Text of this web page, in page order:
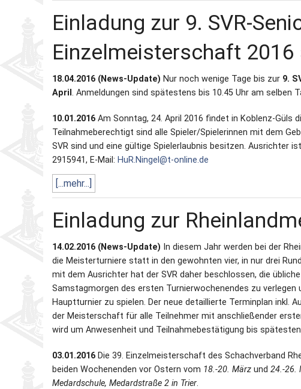
Einladung zur 9. SVR-
Einzelmeisterschaft
18.04.2016 (News-Update) Nur noch wenige Tage bis zur 9.
April . Anmeldungen sind spätestens bis 10.45 Uhr am selben
10.01.2016 Am Sonntag, 24. April 2016 findet in Koblenz-Güls
Teilnahmeberechtigt sind alle Spieler/Spielerinnen mit dem
SVR sind und eine gültige Spielerlaubnis besitzen. Ausrichter
2915941, E-Mail: HuR.Ningel@t-online.de
[...mehr...]
Einladung zur
14.02.2016 (News-Update) In diesem Jahr werden bei der
die Meisterturniere statt in den gewohnten vier, in nur drei
mit dem Ausrichter hat der SVR daher beschlossen, die
Samstagmorgen des ersten Turnierwochenendes zu
Hauptturnier zu spielen. Der neue detaillierte Terminplan inkl.
der Meisterschaft für alle Teilnehmer mit anschließender
wird um Anwesenheit und Teilnahmebestätigung bis
03.01.2016 Die 39. Einzelmeisterschaft des Schachverband
beiden Wochenenden vor Ostern vom 18.-20. März und 24.-26.
Medardschule, Medardstraße 2 in Trier.